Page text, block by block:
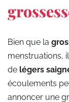
Bien que la
menstruations,
de légers
écoulements
annoncer une